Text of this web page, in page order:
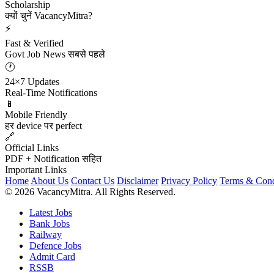
Scholarship
क्यों चुनें VacancyMitra?
⚡
Fast & Verified
Govt Job News सबसे पहले
🕐
24×7 Updates
Real-Time Notifications
📱
Mobile Friendly
हर device पर perfect
🔗
Official Links
PDF + Notification सहित
Important Links
Home About Us Contact Us Disclaimer Privacy Policy Terms &
© 2026 VacancyMitra. All Rights Reserved.
Latest Jobs
Bank Jobs
Railway
Defence Jobs
Admit Card
RSSB